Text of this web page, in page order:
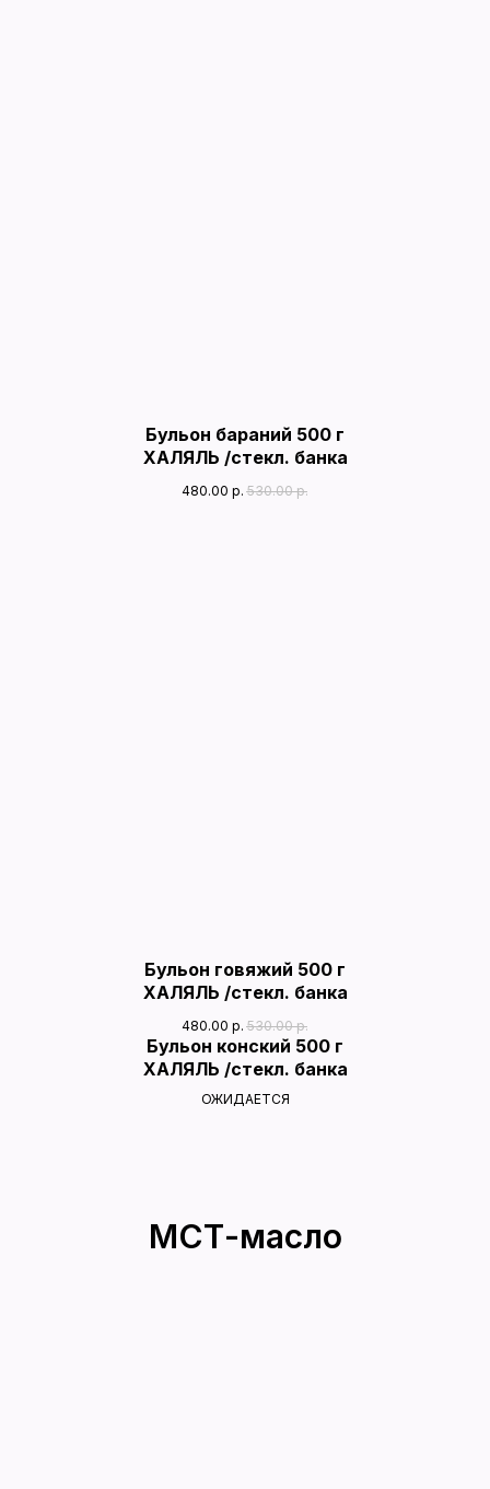
Бульон бараний 500 г
ХАЛЯЛЬ /стекл. банка
480.00 р. 530.00 р.
Бульон говяжий 500 г
ХАЛЯЛЬ /стекл. банка
480.00 р. 530.00 р.
Бульон конский 500 г
ХАЛЯЛЬ /стекл. банка
ОЖИДАЕТСЯ
МСТ-масло